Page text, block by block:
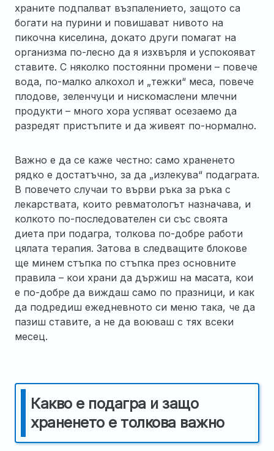
храните подпалват възпалението, защото са
богати на пурини и повишават нивото на
пикочна киселина, докато други помагат на
организма по-лесно да я изхвърля и успокояват
ставите. С няколко постоянни промени – повече
вода, по-малко алкохол и „тежки“ меса, повече
плодове, зеленчуци и нискомаслени млечни
продукти – много хора успяват осезаемо да
разредят пристъпите и да живеят по-нормално.
Важно е да се каже честно: само храненето
рядко е достатъчно, за да „излекува“ подаграта.
В повечето случаи то върви ръка за ръка с
лекарствата, които ревматологът назначава, и
колкото по-последователен си със своята
диета при подагра, толкова по-добре работи
цялата терапия. Затова в следващите блокове
ще минем стъпка по стъпка през основните
правила – кои храни да държиш на масата, кои
е по-добре да виждаш само по празници, и как
да подредиш ежедневното си меню така, че да
пазиш ставите, а не да воюваш с тях всеки
месец.
Какво е подагра и защо
храненето е толкова важно